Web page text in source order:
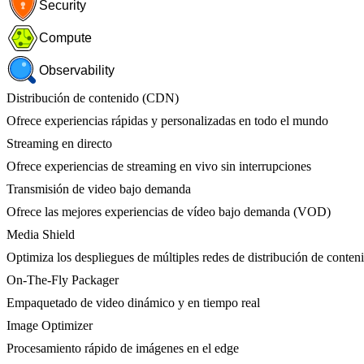
Security
Compute
Observability
Distribución de contenido (CDN)
Ofrece experiencias rápidas y personalizadas en todo el mundo
Streaming en directo
Ofrece experiencias de streaming en vivo sin interrupciones
Transmisión de video bajo demanda
Ofrece las mejores experiencias de vídeo bajo demanda (VOD)
Media Shield
Optimiza los despliegues de múltiples redes de distribución de
On-The-Fly Packager
Empaquetado de video dinámico y en tiempo real
Image Optimizer
Procesamiento rápido de imágenes en el edge